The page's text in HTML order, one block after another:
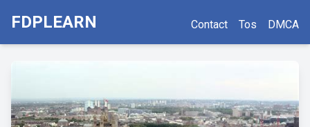
FDPLEARN Contact Tos DMCA